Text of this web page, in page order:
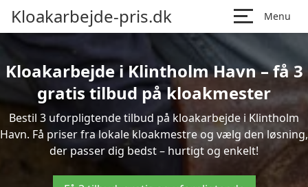
Kloakarbejde-pris.dk Menu
Kloakarbejde i Klintholm Havn – få 3
gratis tilbud på kloakmester
Bestil 3 uforpligtende tilbud på kloakarbejde i Klintholm
Havn. Få priser fra lokale kloakmestre og vælg den løsning,
der passer dig bedst – hurtigt og enkelt!